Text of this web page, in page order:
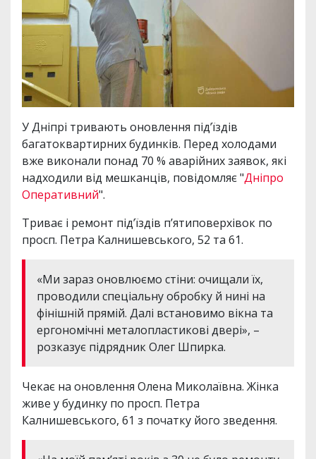
У Дніпрі тривають оновлення під’їздів
багатоквартирних будинків. Перед холодами
вже виконали понад 70 % аварійних заявок, які
надходили від мешканців, повідомляє "Дніпро
Оперативний".
Триває і ремонт під’їздів п’ятиповерхівок по
просп. Петра Калнишевського, 52 та 61.
«Ми зараз оновлюємо стіни: очищали їх,
проводили спеціальну обробку й нині на
фінішній прямій. Далі встановимо вікна та
ергономічні металопластикові двері», –
розказує підрядник Олег Шпирка.
Чекає на оновлення Олена Миколаївна. Жінка
живе у будинку по просп. Петра
Калнишевського, 61 з початку його зведення.